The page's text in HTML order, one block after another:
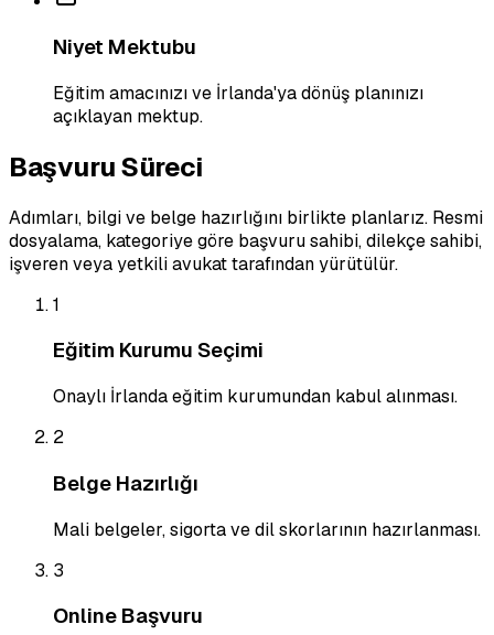
Niyet Mektubu
Eğitim amacınızı ve İrlanda'ya dönüş planınızı
açıklayan mektup.
Başvuru Süreci
Adımları, bilgi ve belge hazırlığını birlikte planlarız. Resmi
dosyalama, kategoriye göre başvuru sahibi, dilekçe sahibi,
işveren veya yetkili avukat tarafından yürütülür.
1
Eğitim Kurumu Seçimi
Onaylı İrlanda eğitim kurumundan kabul alınması.
2
Belge Hazırlığı
Mali belgeler, sigorta ve dil skorlarının hazırlanması.
3
Online Başvuru